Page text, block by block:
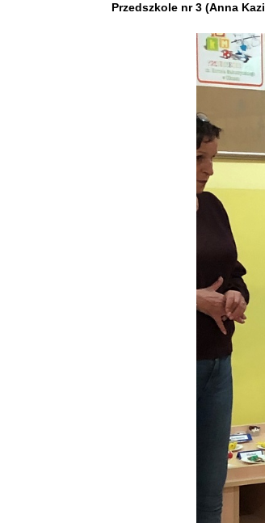
Przedszkole nr 3 (Anna